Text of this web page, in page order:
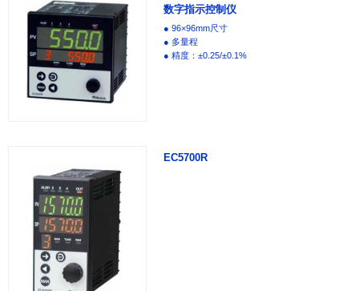
数字指示控制仪
● 96×96mm尺寸
● 多量程
● 精度：±0.25/±0.1%
EC5700R